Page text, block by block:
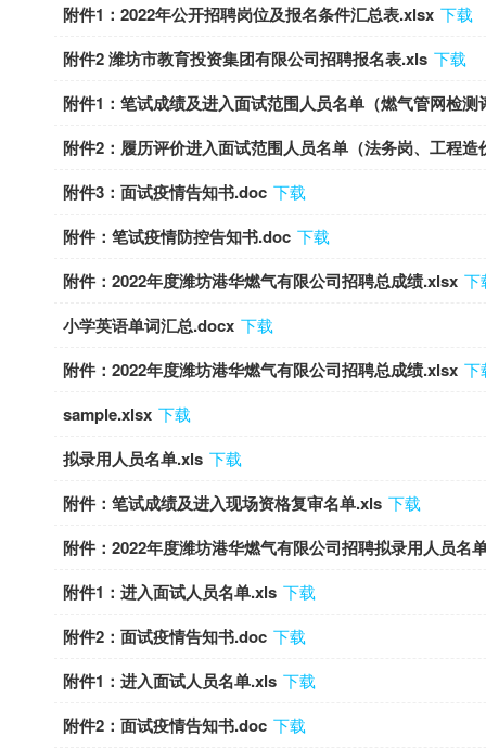
附件1：2022年公开招聘岗位及报名条件汇总表.xlsx 下载
附件2 潍坊市教育投资集团有限公司招聘报名表.xls 下载
附件1：笔试成绩及进入面试范围人员名单（燃气管网检
附件2：履历评价进入面试范围人员名单（法务岗、工程
附件3：面试疫情告知书.doc 下载
附件：笔试疫情防控告知书.doc 下载
附件：2022年度潍坊港华燃气有限公司招聘总成绩.xlsx 下
小学英语单词汇总.docx 下载
附件：2022年度潍坊港华燃气有限公司招聘总成绩.xlsx 下
sample.xlsx 下载
拟录用人员名单.xls 下载
附件：笔试成绩及进入现场资格复审名单.xls 下载
附件：2022年度潍坊港华燃气有限公司招聘拟录用人员名
附件1：进入面试人员名单.xls 下载
附件2：面试疫情告知书.doc 下载
附件1：进入面试人员名单.xls 下载
附件2：面试疫情告知书.doc 下载